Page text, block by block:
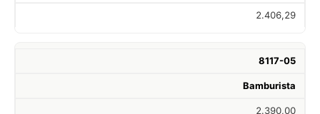
2.406,29
8117-05
Bamburista
2.390,00